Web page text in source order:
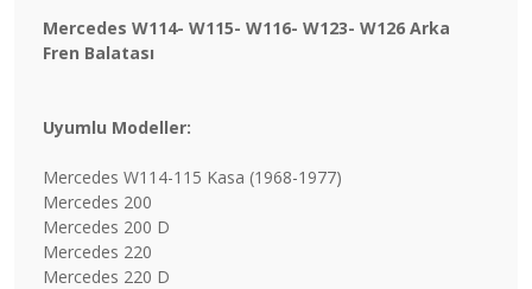
Mercedes W114- W115- W116- W123- W126 Arka
Fren Balatası
Uyumlu Modeller:
Mercedes W114-115 Kasa (1968-1977)
Mercedes 200
Mercedes 200 D
Mercedes 220
Mercedes 220 D